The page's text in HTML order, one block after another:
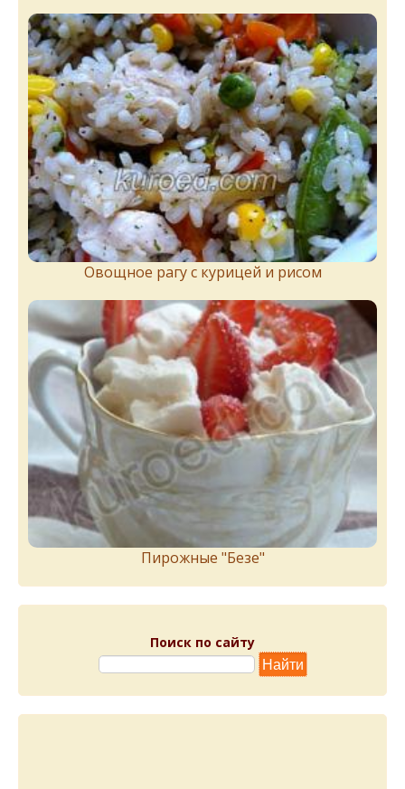
Овощное рагу с курицей и рисом
Пирожныe "Бeзe"
Поиск по сайту